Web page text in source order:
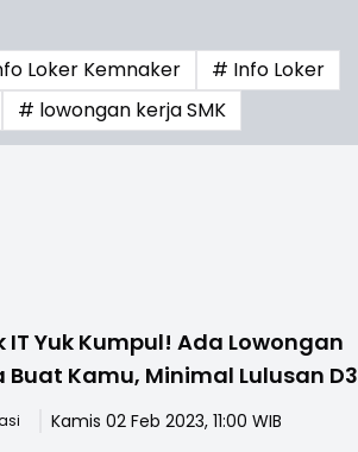
Loker Kemnaker
# Info Loker
# lowongan kerja SMK
IT Yuk Kumpul! Ada Lowongan
Buat Kamu, Minimal Lulusan D3
Kamis 02 Feb 2023, 11:00 WIB